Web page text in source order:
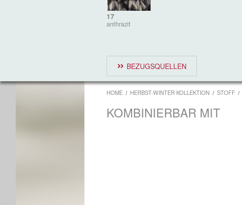
17
anthrazit
BEZUGSQUELLEN
HOME HERBST-WINTER KOLLEKTION STOFF
KOMBINIERBAR MIT